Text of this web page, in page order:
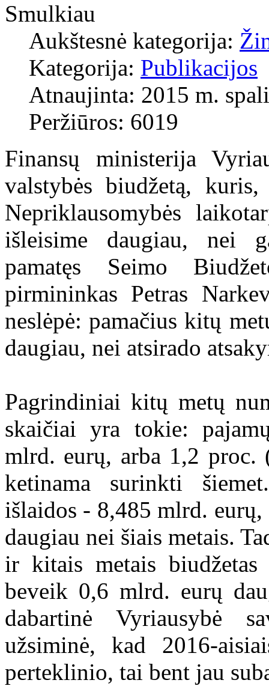
Smulkiau
Aukštesnė kategorija:
Kategorija: Publikacijos
Atnaujinta: 2015 m.
Peržiūros: 6019
Finansų ministerija
valstybės biudžetą,
Nepriklausomybės
išleisime daugiau, nei
pamatęs Seimo
pirmininkas Petras
neslėpė: pamačius kitų
daugiau, nei atsirado
Pagrindiniai kitų metų
skaičiai yra tokie:
mlrd. eurų, arba 1,2 proc.
ketinama surinkti
išlaidos - 8,485 mlrd.
daugiau nei šiais metais.
ir kitais metais
beveik 0,6 mlrd. eurų
dabartinė Vyriausybė
užsiminė, kad 2016-
perteklinio, tai bent jau